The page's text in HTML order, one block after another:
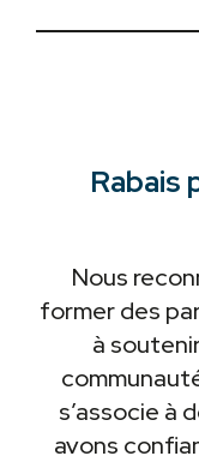
Rabais
Nous
former des
à
s’associe à
avons